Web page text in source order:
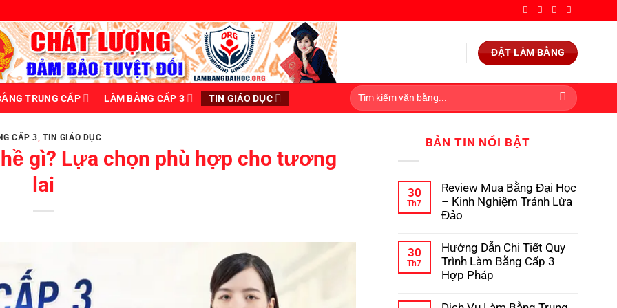
ĐẶT LÀM BẰNG
TRUNG CẤP LÀM BẰNG CẤP 3 TIN GIÁO DỤC
CẤP 3,TIN GIÁO DỤC
gì? Lựa chọn phù hợp cho tương
lai
BẢN TIN NỔI BẬT
30
Th7
Review Mua Bằng Đại Học
– Kinh Nghiệm Tránh Lừa
Đảo
bình
luận
ở
Review
30
Th7
Hướng Dẫn Chi Tiết Quy
Trình Làm Bằng Cấp 3
Hợp Pháp